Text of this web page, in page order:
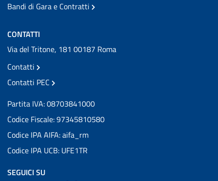
Bandi di Gara e Contratti
CONTATTI
Via del Tritone, 181 00187 Roma
Contatti
Contatti PEC
Partita IVA: 08703841000
Codice Fiscale: 97345810580
Codice IPA AIFA: aifa_rm
Codice IPA UCB: UFE1TR
SEGUICI SU